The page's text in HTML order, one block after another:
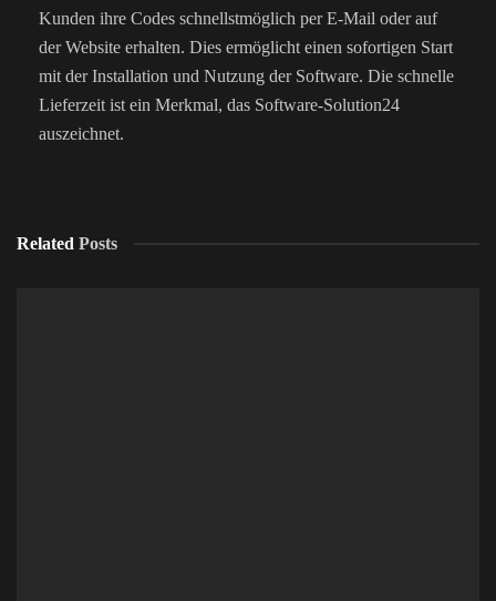
Kunden ihre Codes schnellstmöglich per E-Mail oder auf
der Website erhalten. Dies ermöglicht einen sofortigen Start
mit der Installation und Nutzung der Software. Die schnelle
Lieferzeit ist ein Merkmal, das Software-Solution24
auszeichnet.
Related Posts